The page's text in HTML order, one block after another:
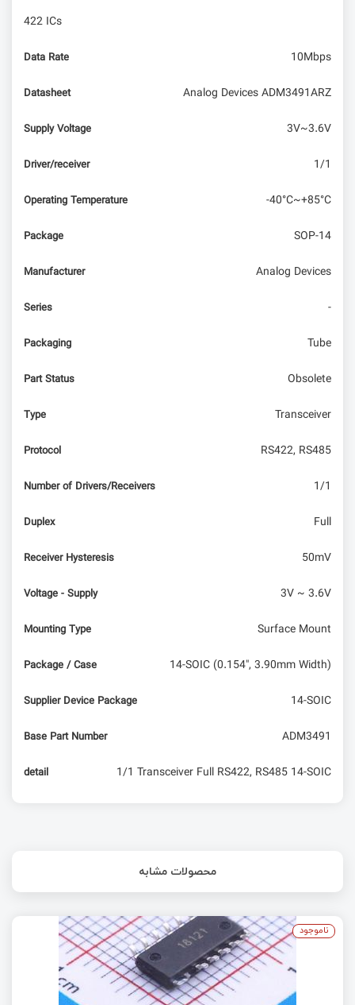
422 ICs
Data Rate 10Mbps
Datasheet Analog Devices ADM3491ARZ
Supply Voltage 3V~3.6V
Driver/receiver 1/1
Operating Temperature -40°C~+85°C
Package SOP-14
Manufacturer Analog Devices
Series -
Packaging Tube
Part Status Obsolete
Type Transceiver
Protocol RS422, RS485
Number of Drivers/Receivers 1/1
Duplex Full
Receiver Hysteresis 50mV
Voltage - Supply 3V ~ 3.6V
Mounting Type Surface Mount
Package / Case 14-SOIC (0.154", 3.90mm Width)
Supplier Device Package 14-SOIC
Base Part Number ADM3491
detail 1/1 Transceiver Full RS422, RS485 14-SOIC
محصولات مشابه
ناموجود